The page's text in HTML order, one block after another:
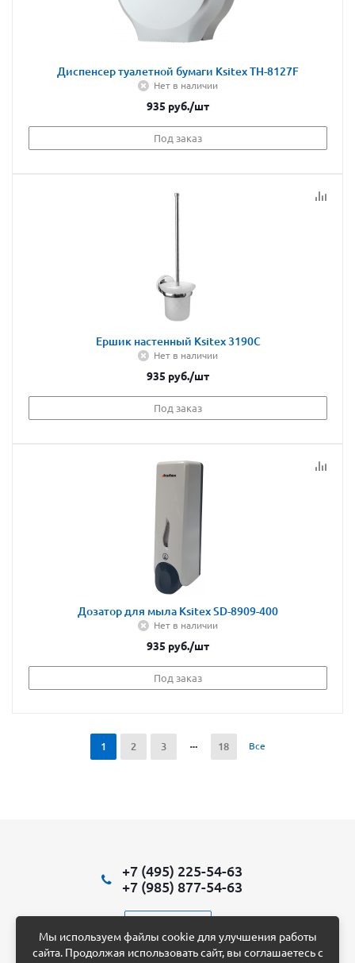
Диспенсер туалетной бумаги Ksitex TH-8127F
Нет в наличии
935 руб./шт
Под заказ
Ершик настенный Ksitex 3190С
Нет в наличии
935 руб./шт
Под заказ
Дозатор для мыла Ksitex SD-8909-400
Нет в наличии
935 руб./шт
Под заказ
1 2 3 18 Все
+7 (495) 225-54-63
+7 (985) 877-54-63
Мы используем файлы cookie для улучшения работы
сайта. Продолжая использовать сайт, вы соглашаетесь с